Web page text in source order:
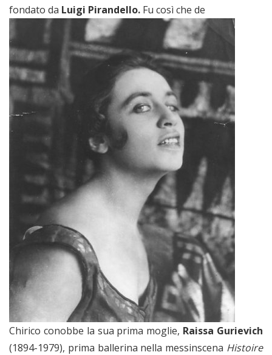
fondato da Luigi Pirandello. Fu così che de
Chirico conobbe la sua prima moglie, Raissa Gurievich
(1894-1979), prima ballerina nella messinscena Histoire